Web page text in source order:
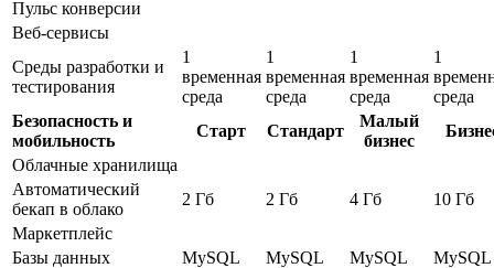
Пульс конверсии
Веб-сервисы
Среды разработки и
тестирования
1
временная
среда
1
временная
среда
1
временная
среда
1
среда
Безопасность и
мобильность
Старт Стандарт
Малый
бизнес
Облачные хранилища
Автоматический
бекап в облако
2 Гб 2 Гб 4 Гб
10 Гб
Маркетплейс
Базы данных
MySQL MySQL MySQL
MySQL